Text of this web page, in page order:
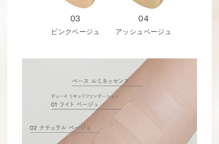
03
ピンクベージュ
04
アッシュベージュ